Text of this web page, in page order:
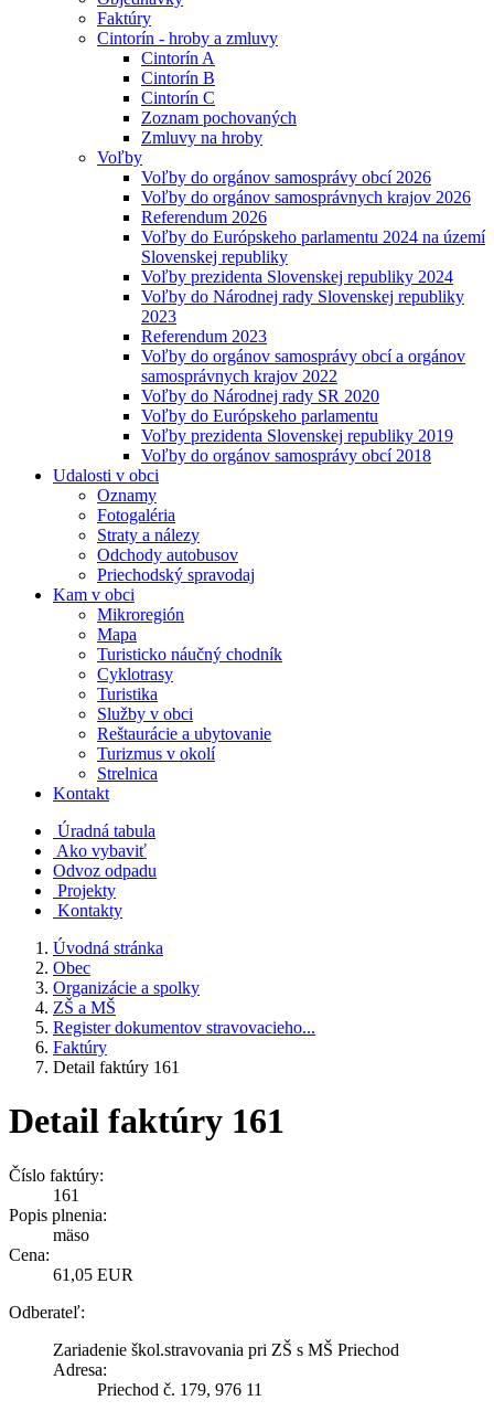
Faktúry
Cintorín - hroby a zmluvy
Cintorín A
Cintorín B
Cintorín C
Zoznam pochovaných
Zmluvy na hroby
Voľby
Voľby do orgánov samosprávy obcí 2026
Voľby do orgánov samosprávnych krajov 2026
Referendum 2026
Voľby do Európskeho parlamentu 2024 na území
Slovenskej republiky
Voľby prezidenta Slovenskej republiky 2024
Voľby do Národnej rady Slovenskej republiky
2023
Referendum 2023
Voľby do orgánov samosprávy obcí a orgánov
samosprávnych krajov 2022
Voľby do Národnej rady SR 2020
Voľby do Európskeho parlamentu
Voľby prezidenta Slovenskej republiky 2019
Voľby do orgánov samosprávy obcí 2018
Udalosti v obci
Oznamy
Fotogaléria
Straty a nálezy
Odchody autobusov
Priechodský spravodaj
Kam v obci
Mikroregión
Mapa
Turisticko náučný chodník
Cyklotrasy
Turistika
Služby v obci
Reštaurácie a ubytovanie
Turizmus v okolí
Strelnica
Kontakt
Úradná tabula
Ako vybaviť
Odvoz odpadu
Projekty
Kontakty
Úvodná stránka
Obec
Organizácie a spolky
ZŠ a MŠ
Register dokumentov stravovacieho...
Faktúry
Detail faktúry 161
Detail faktúry 161
Číslo faktúry:
161
Popis plnenia:
mäso
Cena:
61,05 EUR
Odberateľ:
Zariadenie škol.stravovania pri ZŠ s MŠ Priechod
Adresa:
Priechod č. 179, 976 11